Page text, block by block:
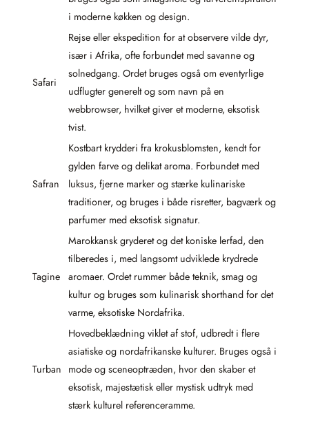
i moderne køkken og design.
Safari
Rejse eller ekspedition for at observere vilde dyr,
især i Afrika, ofte forbundet med savanne og
solnedgang. Ordet bruges også om eventyrlige
udflugter generelt og som navn på en
webbrowser, hvilket giver et moderne, eksotisk
tvist.
Safran
Kostbart krydderi fra krokusblomsten, kendt for
gylden farve og delikat aroma. Forbundet med
luksus, fjerne marker og stærke kulinariske
traditioner, og bruges i både risretter, bagværk og
parfumer med eksotisk signatur.
Tagine
Marokkansk gryderet og det koniske lerfad, den
tilberedes i, med langsomt udviklede krydrede
aromaer. Ordet rummer både teknik, smag og
kultur og bruges som kulinarisk shorthand for det
varme, eksotiske Nordafrika.
Turban
Hovedbeklædning viklet af stof, udbredt i flere
asiatiske og nordafrikanske kulturer. Bruges også i
mode og sceneoptræden, hvor den skaber et
eksotisk, majestætisk eller mystisk udtryk med
stærk kulturel referenceramme.